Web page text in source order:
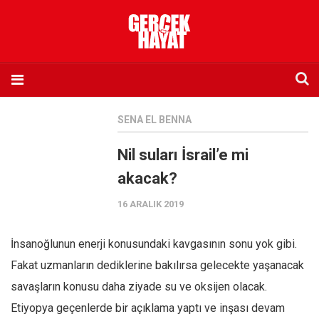
Abone olmak istiyorum
Sosyal Medya
Twitter
SENA EL BENNA
Nil suları İsrail’e mi
akacak?
16 ARALIK 2019
İnsanoğlunun enerji konusundaki kavgasının sonu yok gibi.
Fakat uzmanların dediklerine bakılırsa gelecekte yaşanacak
savaşların konusu daha ziyade su ve oksijen olacak.
Etiyopya geçenlerde bir açıklama yaptı ve inşası devam